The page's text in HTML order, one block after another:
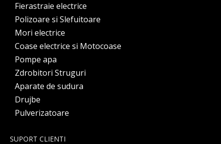
Fierastraie electrice
Polizoare si Slefuitoare
Mori electrice
Coase electrice si Motocoase
Pompe apa
Zdrobitori Struguri
Aparate de sudura
Drujbe
Pulverizatoare
SUPORT CLIENTI